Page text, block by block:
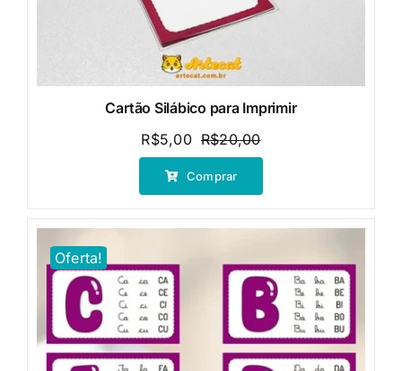
Cartão Silábico para Imprimir
R$20,00O
preço
era:
R$5,00
O
preço
é:
Comprar
Oferta!